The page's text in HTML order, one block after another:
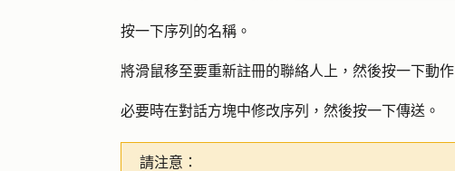
按一下序列的名稱 。
將滑鼠移至要重新註冊的聯絡人上，然後按一下動作
必要時在對話方塊中修改序列，然後按一下傳送 。
請注意：